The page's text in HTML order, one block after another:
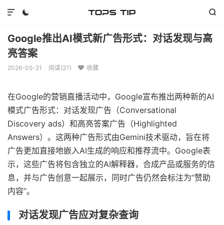
 

Google推出AI模式新广告形式：对话发现与高
亮答案
2026-05-21 阅读(27)  收藏
在Google的营销直播活动中，Google宣布推出两种新的AI
模式广告形式：对话发现广告（Conversational
Discovery ads）和高亮答案广告（Highlighted
Answers）。这两种广告形式由Gemini技术驱动，旨在将
广告更加直接地嵌入AI生成的响应和推荐流中。Google表
示，这些广告将包含独立的AI解释器，合成产品或服务的信
息，并与广告创意一起展示，同时广告仍然会标注为“赞助
内容”。
对话发现广告应对复杂查询